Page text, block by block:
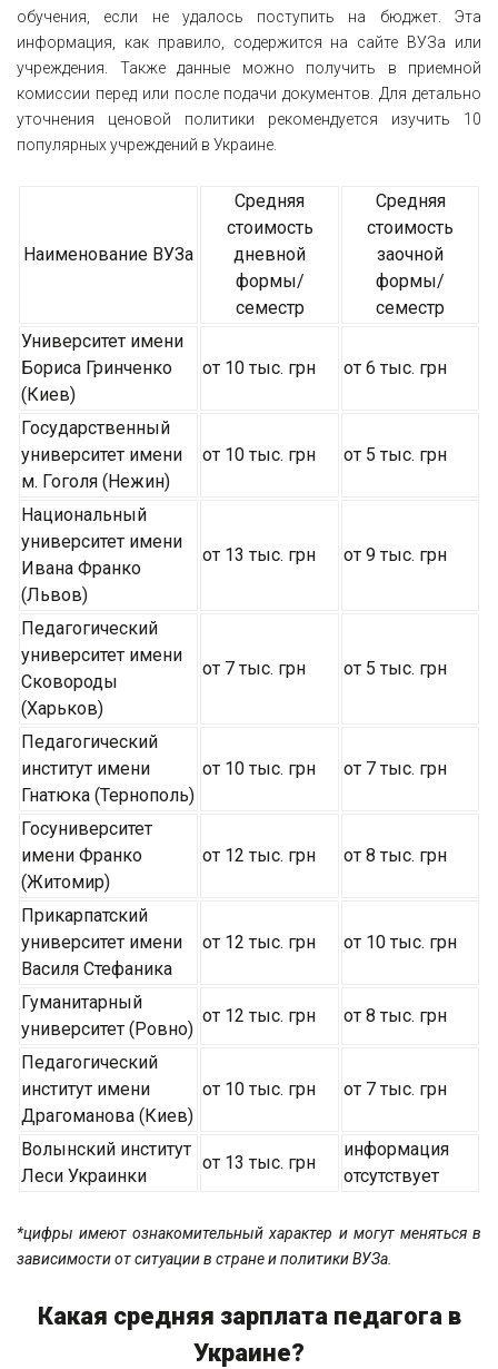
обучения, если не удалось поступить на бюджет. Эта
информация, как правило, содержится на сайте ВУЗа или
учреждения. Также данные можно получить в приемной
комиссии перед или после подачи документов. Для детально
уточнения ценовой политики рекомендуется изучить 10
популярных учреждений в Украине.
Наименование ВУЗа
Средняя
стоимость
дневной
формы/
семестр
Средняя
стоимость
заочной
формы/
семестр
Университет имени
Бориса Гринченко
(Киев)
от 10 тыс. грн от 6 тыс. грн
Государственный
университет имени
м. Гоголя (Нежин)
от 10 тыс. грн от 5 тыс. грн
Национальный
университет имени
Ивана Франко
(Львов)
от 13 тыс. грн от 9 тыс. грн
Педагогический
университет имени
Сковороды
(Харьков)
от 7 тыс. грн от 5 тыс. грн
Педагогический
институт имени
Гнатюка (Тернополь)
от 10 тыс. грн от 7 тыс. грн
Госуниверситет
имени Франко
(Житомир)
от 12 тыс. грн от 8 тыс. грн
Прикарпатский
университет имени
Василя Стефаника
от 12 тыс. грн от 10 тыс. грн
Гуманитарный
университет (Ровно)
от 12 тыс. грн от 8 тыс. грн
Педагогический
институт имени
Драгоманова (Киев)
от 10 тыс. грн от 7 тыс. грн
Волынский институт
Леси Украинки
от 13 тыс. грн
информация
отсутствует
*цифры имеют ознакомительный характер и могут меняться в
зависимости от ситуации в стране и политики ВУЗа.
Какая средняя зарплата педагога в
Украине?